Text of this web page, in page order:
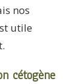
nos
utile
cétogène